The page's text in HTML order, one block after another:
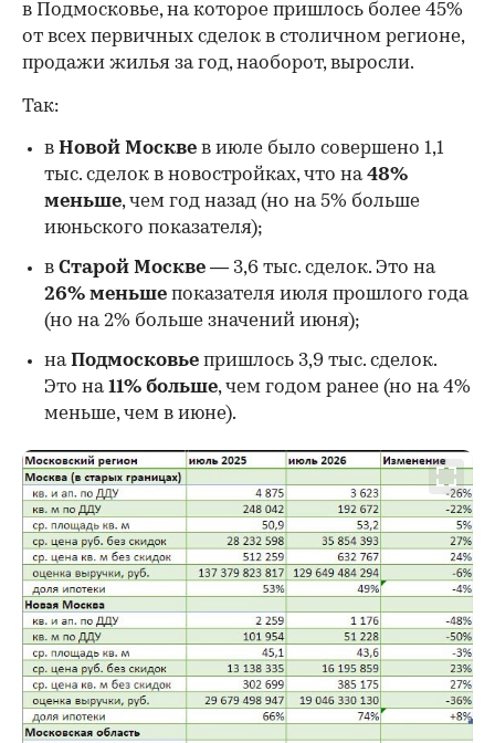
в Подмосковье, на которое пришлось более 45%
от всех первичных сделок в столичном регионе,
продажи жилья за год, наоборот, выросли.
00:00 / 00:00
Так:
в Новой Москве в июле было совершено 1,1
тыс. сделок в новостройках, что на48%
меньше, чем год назад (но на 5% больше
июньского показателя);
в Старой Москве — 3,6 тыс. сделок. Это на
26% меньше показателя июля прошлого года
(но на 2% больше значений июня);
наПодмосковье пришлось 3,9 тыс. сделок.
Это на11% больше, чем годом ранее (но на 4%
меньше, чем в июне).